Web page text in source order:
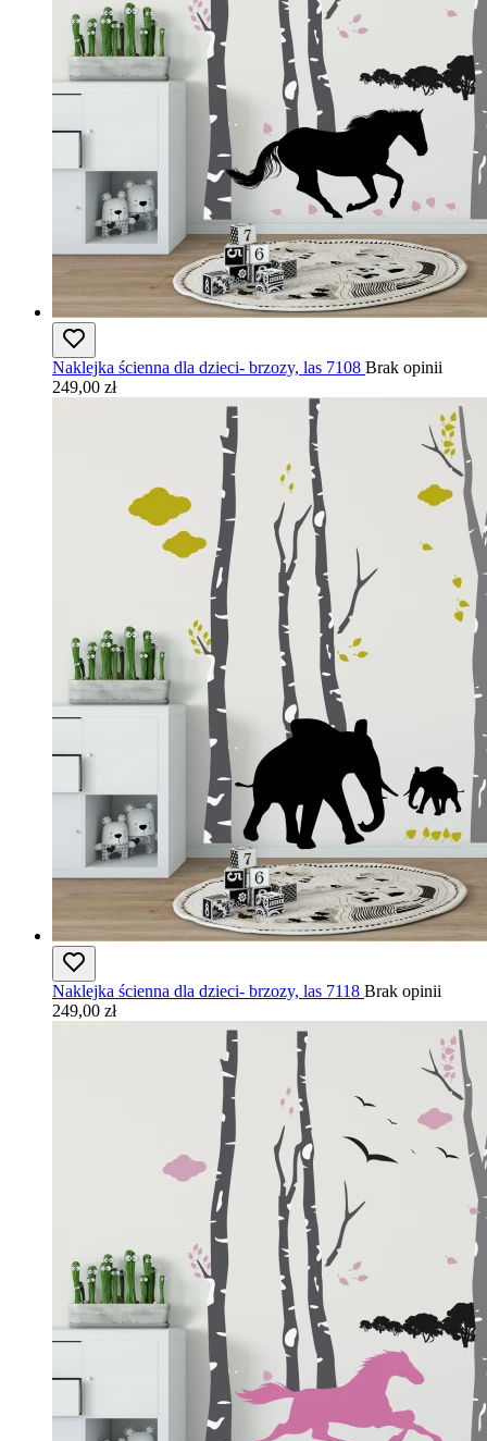
Naklejka ścienna dla dzieci- brzozy, las 7108 Brak opinii
249,00 zł
Naklejka ścienna dla dzieci- brzozy, las 7118 Brak opinii
249,00 zł